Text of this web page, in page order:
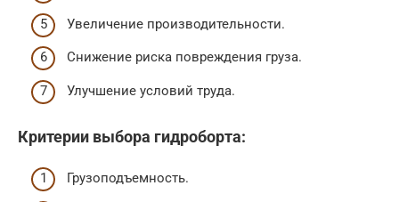
Увеличение производительности.
Снижение риска повреждения груза.
Улучшение условий труда.
Критерии выбора гидроборта:
Грузоподъемность.